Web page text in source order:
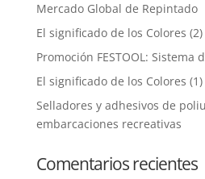
Mercado Global de Repintado
El significado de los Colores (2)
Promoción FESTOOL: Sistema
El significado de los Colores (1)
Selladores y adhesivos de
embarcaciones recreativas
Comentarios recientes